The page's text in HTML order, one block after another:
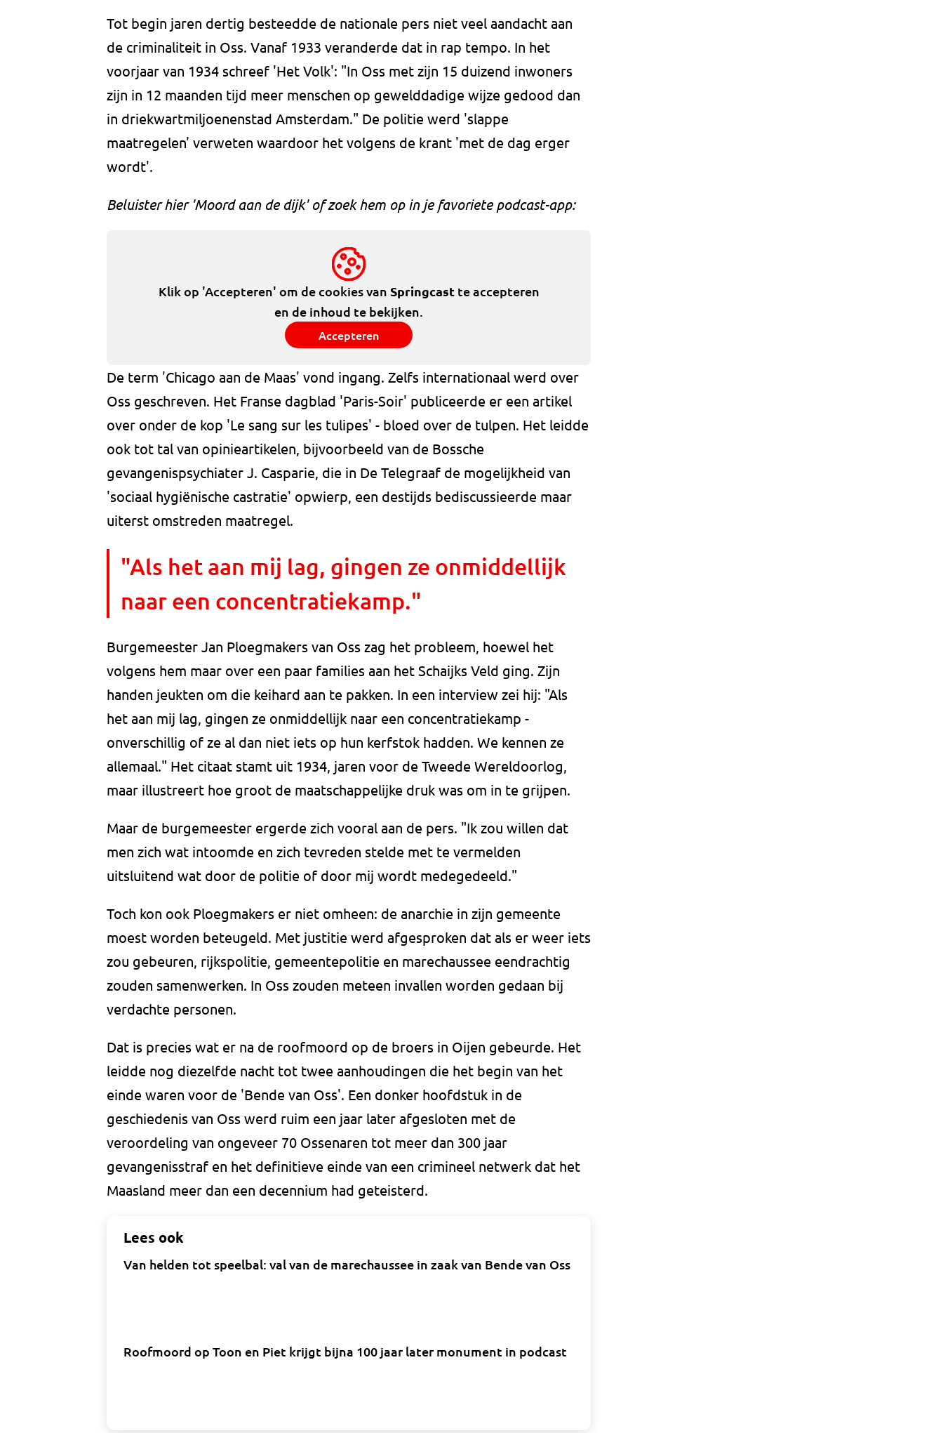
Tot begin jaren dertig besteedde de nationale pers niet veel aandacht aan
de criminaliteit in Oss. Vanaf 1933 veranderde dat in rap tempo. In het
voorjaar van 1934 schreef 'Het Volk': "In Oss met zijn 15 duizend inwoners
zijn in 12 maanden tijd meer menschen op gewelddadige wijze gedood dan
in driekwartmiljoenenstad Amsterdam." De politie werd 'slappe
maatregelen' verweten waardoor het volgens de krant 'met de dag erger
wordt'.
Beluister hier 'Moord aan de dijk' of zoek hem op in je favoriete podcast-app:
Klik op 'Accepteren' om de cookies van Springcastte accepteren
en de inhoud te bekijken.
Accepteren
De term 'Chicago aan de Maas' vond ingang. Zelfs internationaal werd over
Oss geschreven. Het Franse dagblad 'Paris-Soir' publiceerde er een artikel
over onder de kop 'Le sang sur les tulipes' - bloed over de tulpen. Het leidde
ook tot tal van opinieartikelen, bijvoorbeeld van de Bossche
gevangenispsychiater J. Casparie, die in De Telegraaf de mogelijkheid van
'sociaal hygiënische castratie' opwierp, een destijds bediscussieerde maar
uiterst omstreden maatregel.
"Als het aan mij lag, gingen ze onmiddellijk
naar een concentratiekamp."
Burgemeester Jan Ploegmakers van Oss zag het probleem, hoewel het
volgens hem maar over een paar families aan het Schaijks Veld ging. Zijn
handen jeukten om die keihard aan te pakken. In een interview zei hij: "Als
het aan mij lag, gingen ze onmiddellijk naar een concentratiekamp -
onverschillig of ze al dan niet iets op hun kerfstok hadden. We kennen ze
allemaal." Het citaat stamt uit 1934, jaren voor de Tweede Wereldoorlog,
maar illustreert hoe groot de maatschappelijke druk was om in te grijpen.
Maar de burgemeester ergerde zich vooral aan de pers. "Ik zou willen dat
men zich wat intoomde en zich tevreden stelde met te vermelden
uitsluitend wat door de politie of door mij wordt medegedeeld."
Toch kon ook Ploegmakers er niet omheen: de anarchie in zijn gemeente
moest worden beteugeld. Met justitie werd afgesproken dat als er weer iets
zou gebeuren, rijkspolitie, gemeentepolitie en marechaussee eendrachtig
zouden samenwerken. In Oss zouden meteen invallen worden gedaan bij
verdachte personen.
Dat is precies wat er na de roofmoord op de broers in Oijen gebeurde. Het
leidde nog diezelfde nacht tot twee aanhoudingen die het begin van het
einde waren voor de 'Bende van Oss'. Een donker hoofdstuk in de
geschiedenis van Oss werd ruim een jaar later afgesloten met de
veroordeling van ongeveer 70 Ossenaren tot meer dan 300 jaar
gevangenisstraf en het definitieve einde van een crimineel netwerk dat het
Maasland meer dan een decennium had geteisterd.
Lees ook
Van helden tot speelbal: val van de marechaussee in zaak van Bende van Oss
Roofmoord op Toon en Piet krijgt bijna 100 jaar later monument in podcast